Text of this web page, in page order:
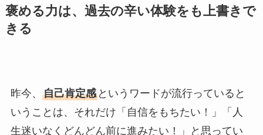
褒める力は、過去の辛い体験をも上書きで
きる
昨今、 自己肯定感というワードが流行っていると
いうことは、それだけ「自信をもちたい！」「人
生迷いなくどんどん前に進みたい！」と思ってい